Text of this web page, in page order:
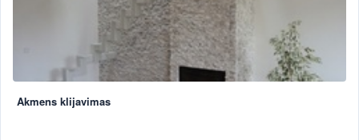
Akmens klijavimas